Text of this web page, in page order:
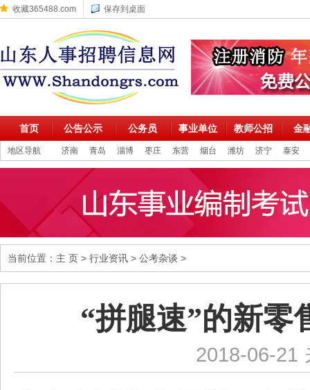
收藏365488.com 保存到桌面
首页 公告公示 公务员 事业单位 教师公招 金
地区导航 济南 青岛 淄博 枣庄 东营 烟台 潍坊 济宁 泰安
当前位置： 主 页 > 行业资讯 > 公考杂谈 >
“拼腿速”的新零
2018-06-21